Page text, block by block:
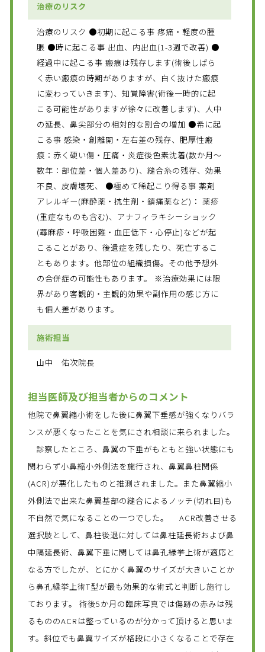
治療のリスク
治療のリスク ●初期に起こる事 疼痛・軽度の腫
脹 ●時に起こる事 出血、内出血(1-3週で改善) ●
経過中に起こる事 瘢痕は残存します(術後しばら
く赤い瘢痕の時期がありますが、白く抜けた瘢痕
に変わっていきます)、知覚障害(術後一時的に起
こる可能性がありますが徐々に改善します)、人中
の延長、鼻尖部分の相対的な割合の増加 ●希に起
こる事 感染・創離開・左右差の残存、肥厚性瘢
痕：赤く硬い傷・圧痛・炎症後色素沈着(数か月～
数年：部位差・個人差あり)、縫合糸の残存、効果
不良、皮膚壊死、 ●極めて稀起こり得る事 薬剤
アレルギー(麻酔薬・抗生剤・鎮痛薬など)： 薬疹
(重症なものも含む)、アナフィラキシーショック
(蕁麻疹・呼吸困難・血圧低下・心停止)などが起
こることがあり、後遺症を残したり、死亡するこ
ともあります。他部位の組織損傷。その他予想外
の合併症の可能性もあります。 ※治療効果には限
界があり客観的・主観的効果や副作用の感じ方に
も個人差があります。
施術担当
山中 佑次院長
担当医師及び担当者からのコメント
他院で鼻翼縮小術をした後に鼻翼下垂感が強くなりバラ
ンスが悪くなったことを気にされ相談に来られました。
診察したところ、鼻翼の下垂がもともと強い状態にも
関わらず小鼻縮小外側法を施行され、鼻翼鼻柱関係
(ACR)が悪化したものと推測されました。また鼻翼縮小
外側法で出来た鼻翼基部の縫合によるノッチ(切れ目)も
不自然で気になることの一つでした。 ACR改善させる
選択肢として、鼻柱後退に対しては鼻柱延長術および鼻
中隔延長術、鼻翼下垂に関しては鼻孔縁挙上術が適応と
なる方でしたが、とにかく鼻翼のサイズが大きいことか
ら鼻孔縁挙上術T型が最も効果的な術式と判断し施行し
ております。 術後5か月の臨床写真では傷跡の赤みは残
るもののACRは整っているのが分かって頂けると思いま
す。斜位でも鼻翼サイズが格段に小さくなることで存在